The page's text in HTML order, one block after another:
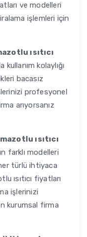
ve modelleri
işlemleri için
ısıtıcı
kolaylığı
bacasız
profesyonel
arıyorsanız
ısıtıcı
farklı modelleri
türlü ihtiyaca
ısıtıcı fiyatları
işlerinizi
kurumsal firma